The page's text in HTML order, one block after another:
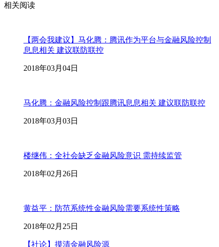
相关阅读
【两会我建议】马化腾：腾讯作为平台与金融风险控制
息息相关 建议联防联控
2018年03月04日
马化腾：金融风险控制跟腾讯息息相关 建议联防联控
2018年03月03日
楼继伟：全社会缺乏金融风险意识 需持续监管
2018年02月26日
黄益平：防范系统性金融风险需要系统性策略
2018年02月25日
【社论】摸清金融风险源